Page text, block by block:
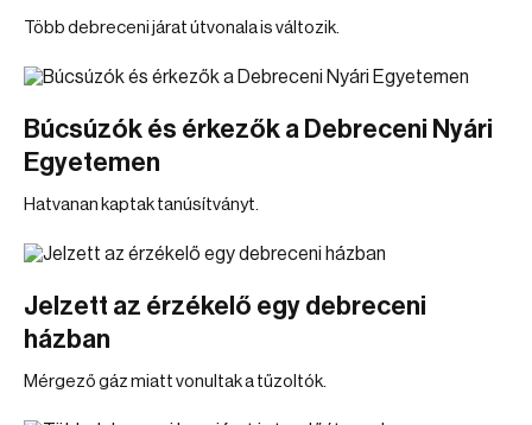
Több debreceni járat útvonala is változik.
Búcsúzók és érkezők a Debreceni Nyári
Egyetemen
Hatvanan kaptak tanúsítványt.
Jelzett az érzékelő egy debreceni
házban
Mérgező gáz miatt vonultak a tűzoltók.